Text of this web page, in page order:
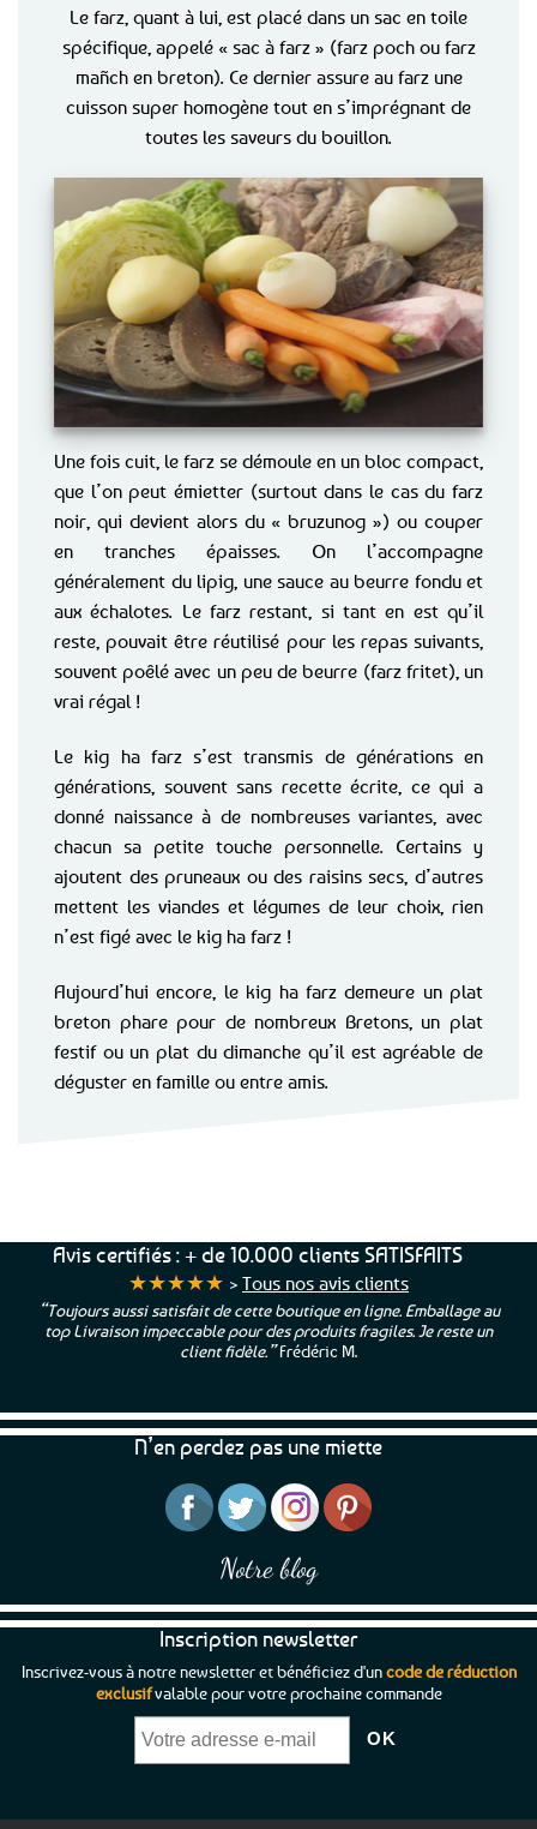
Le farz, quant à lui, est placé dans un sac en toile
spécifique, appelé « sac à farz » (farz poch ou farz
mañch en breton). Ce dernier assure au farz une
cuisson super homogène tout en s’imprégnant de
toutes les saveurs du bouillon.
Crédits : FOOD-pictures - Fotolia
Une fois cuit, le farz se démoule en un bloc compact,
que l’on peut émietter (surtout dans le cas du farz
noir, qui devient alors du « bruzunog ») ou couper
en tranches épaisses. On l’accompagne
généralement du lipig, une sauce au beurre fondu et
aux échalotes. Le farz restant, si tant en est qu’il
reste, pouvait être réutilisé pour les repas suivants,
souvent poêlé avec un peu de beurre (farz fritet), un
vrai régal !
Le kig ha farz s’est transmis de générations en
générations, souvent sans recette écrite, ce qui a
donné naissance à de nombreuses variantes, avec
chacun sa petite touche personnelle. Certains y
ajoutent des pruneaux ou des raisins secs, d’autres
mettent les viandes et légumes de leur choix, rien
n’est figé avec le kig ha farz !
Aujourd’hui encore, le kig ha farz demeure un plat
breton phare pour de nombreux Bretons, un plat
festif ou un plat du dimanche qu’il est agréable de
déguster en famille ou entre amis.
Avis certifiés : + de 10.000 clients SATISFAITS
★★★★★ > Tous nos avis clients
“Toujours aussi satisfait de cette boutique en ligne. Emballage au
top Livraison impeccable pour des produits fragiles. Je reste un
client fidèle.”Frédéric M.
N’en perdez pas une miette
Notre blog
Inscription newsletter
Inscrivez-vous à notre newsletter et bénéficiez d'uncode de réduction
exclusifvalable pour votre prochaine commande